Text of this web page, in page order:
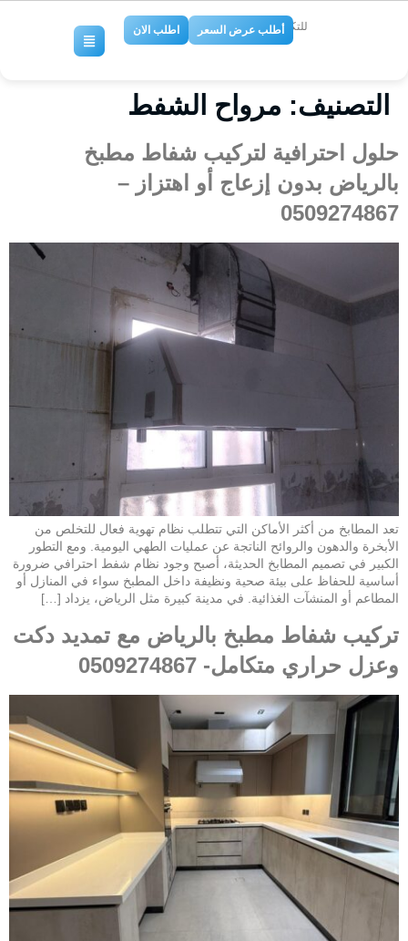
للتكييف والتبريد
أطلب عرض السعر اطلب الان
التصنيف: مرواح الشفط
حلول احترافية لتركيب شفاط مطبخ
بالرياض بدون إزعاج أو اهتزاز –
0509274867
تعد المطابخ من أكثر الأماكن التي تتطلب نظام تهوية فعال للتخلص من
الأبخرة والدهون والروائح الناتجة عن عمليات الطهي اليومية. ومع التطور
الكبير في تصميم المطابخ الحديثة، أصبح وجود نظام شفط احترافي ضرورة
أساسية للحفاظ على بيئة صحية ونظيفة داخل المطبخ سواء في المنازل أو
المطاعم أو المنشآت الغذائية. في مدينة كبيرة مثل الرياض، يزداد […]
تركيب شفاط مطبخ بالرياض مع تمديد دكت
وعزل حراري متكامل- 0509274867